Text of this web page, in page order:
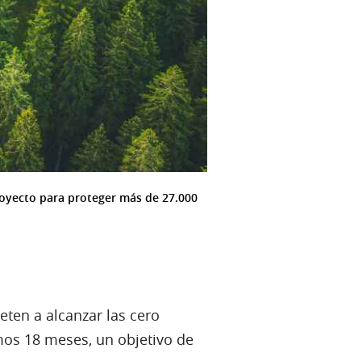
para proteger más de 27.000
a alcanzar las cero
18 meses, un objetivo de